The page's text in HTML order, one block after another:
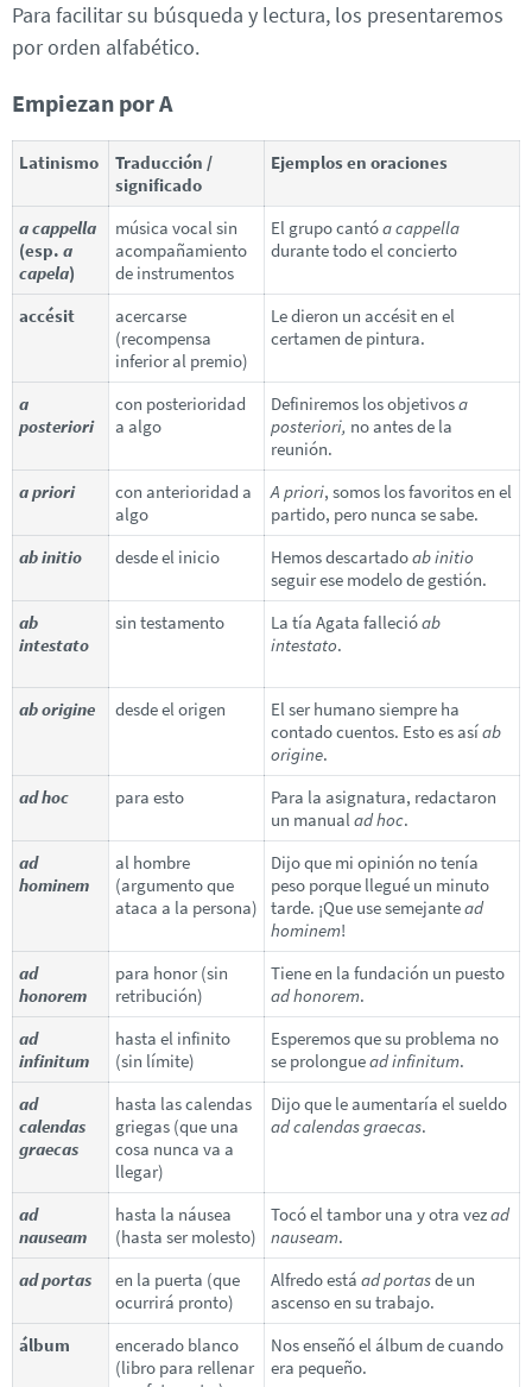
Para facilitar su búsqueda y lectura, los presentaremos
por orden alfabético.
Empiezan por A
Latinismo
Traducción /
significado
Ejemplos en oraciones
a cappella
(esp. a
capela)
música vocal sin
acompañamiento
de instrumentos
El grupo cantóa cappella
durante todo el concierto
accésit
acercarse
(recompensa
inferior al premio)
Le dieron un accésit en el
certamen de pintura.
a
posteriori
con posterioridad
a algo
Definiremos los objetivosa
posteriori, no antes de la
reunión.
a priori
con anterioridad a
algo
A priori, somos los favoritos en el
partido, pero nunca se sabe.
ab initio
desde el inicio Hemos descartadoab initio
seguir ese modelo de gestión.
ab
intestato
sin testamento La tía Agata fallecióab
intestato.
ab origine desde el origen
El ser humano siempre ha
contado cuentos. Esto es asíab
origine.
ad hoc
para esto
Para la asignatura, redactaron
un manualad hoc.
ad
hominem
al hombre
(argumento que
ataca a la persona)
Dijo que mi opinión no tenía
peso porque llegué un minuto
tarde. ¡Que use semejantead
hominem!
ad
honorem
para honor (sin
retribución)
Tiene en la fundación un puesto
ad honorem.
ad
infinitum
hasta el infinito
(sin límite)
Esperemos que su problema no
se prolonguead infinitum.
ad
calendas
graecas
hasta las calendas
griegas (que una
cosa nunca va a
llegar)
Dijo que le aumentaría el sueldo
ad calendas graecas.
ad
nauseam
hasta la náusea
(hasta ser molesto)
Tocó el tambor una y otra vezad
nauseam.
ad portas
en la puerta (que
ocurrirá pronto)
Alfredo está ad portasde un
ascenso en su trabajo.
álbum
encerado blanco
(libro para rellenar
Nos enseñó el álbum de cuando
era pequeño.